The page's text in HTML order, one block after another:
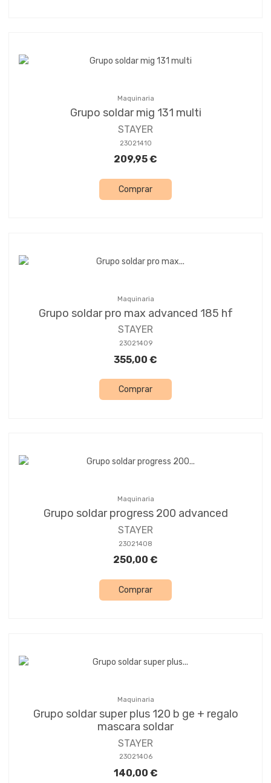
Maquinaria
Grupo soldar mig 131 multi
STAYER
23021410
209,95 €
Comprar
Maquinaria
Grupo soldar pro max advanced 185 hf
STAYER
23021409
355,00 €
Comprar
Maquinaria
Grupo soldar progress 200 advanced
STAYER
23021408
250,00 €
Comprar
Maquinaria
Grupo soldar super plus 120 b ge + regalo
mascara soldar
STAYER
23021406
140,00 €